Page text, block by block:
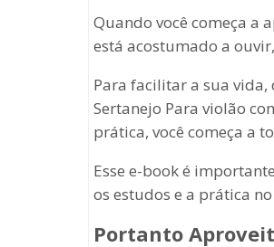
Quando você começa a
está acostumado a
Para facilitar a sua vida,
Sertanejo Para violão
prática, você começa a
Esse e-book é
os estudos e a prática
Portanto